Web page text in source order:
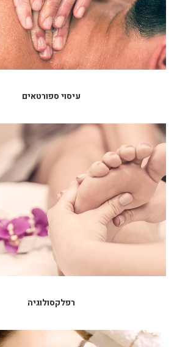
עיסוי ספורטאים
רפלקסולוגיה